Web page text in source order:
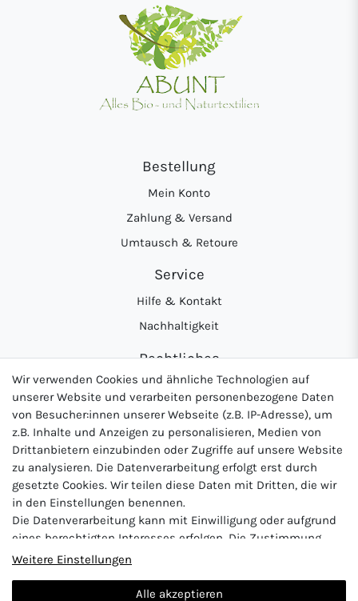
Bestellung
Mein Konto
Zahlung & Versand
Umtausch & Retoure
Service
Hilfe & Kontakt
Nachhaltigkeit
Rechtliches
AGB
Datenschutzerklärung
Widerrufsrecht
Impressum
Logo von DHL für Paketversand
Logo von Zahlung per
Wir verwenden Cookies und ähnliche Technologien auf
unserer Website und verarbeiten personenbezogene Daten
von Besucher:innen unserer Webseite (z.B. IP-Adresse), um
z.B. Inhalte und Anzeigen zu personalisieren, Medien von
Drittanbietern einzubinden oder Zugriffe auf unsere Website
zu analysieren. Die Datenverarbeitung erfolgt erst durch
gesetzte Cookies. Wir teilen diese Daten mit Dritten, die wir
in den Einstellungen benennen.
Die Datenverarbeitung kann mit Einwilligung oder aufgrund
eines berechtigten Interesses erfolgen. Die Zustimmung
kann erteilt oder abgelehnt werden. Es besteht das Recht,
Zeitpunkt zu ändern oder zu widerrufen. Beachten Sie unser
Weitere Einstellungen
Alle akzeptieren